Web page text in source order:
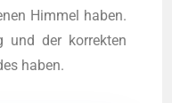
Him­mel haben.
und der kor­rek­ten
haben.